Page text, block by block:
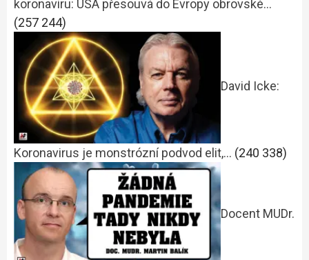
koronaviru: USA přesouvá do Evropy obrovské…
(257 244)
David Icke:
Koronavirus je monstrózní podvod elit,… (240 338)
Docent MUDr.